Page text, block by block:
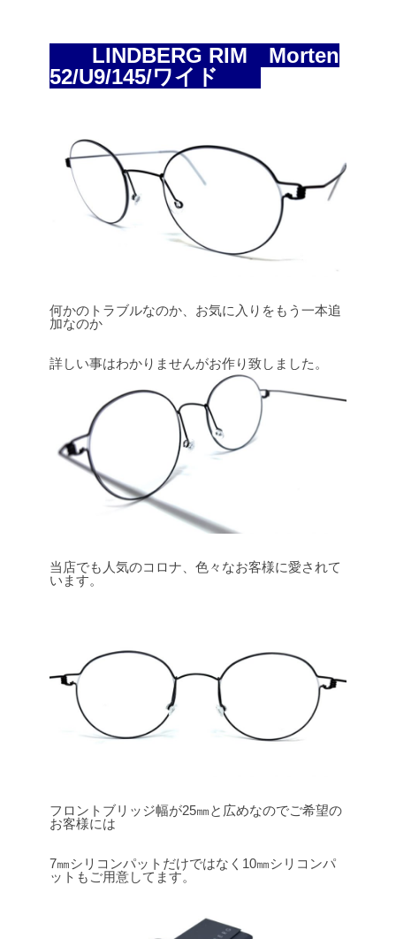
LINDBERG RIM Morten
52/U9/145/ワイド
何かのトラブルなのか、お気に入りをもう一本追
加なのか
詳しい事はわかりませんがお作り致しました。
当店でも人気のコロナ、色々なお客様に愛されて
います。
フロントブリッジ幅が25㎜と広めなのでご希望の
お客様には
7㎜シリコンパットだけではなく10㎜シリコンパ
ットもご用意してます。